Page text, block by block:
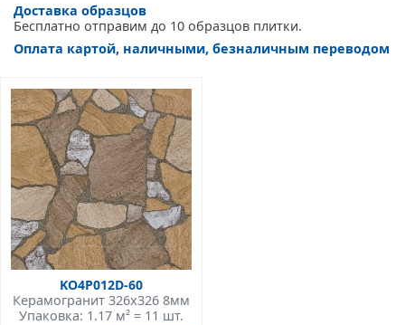
Доставка образцов
Бесплатно отправим до 10 образцов плитки.
Оплата картой, наличными, безналичным переводом
KO4P012D-60
Керамогранит 326x326 8мм
Упаковка: 1.17 м² = 11 шт.